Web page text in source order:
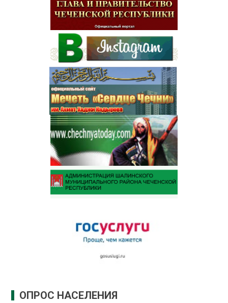
ОПРОС НАСЕЛЕНИЯ